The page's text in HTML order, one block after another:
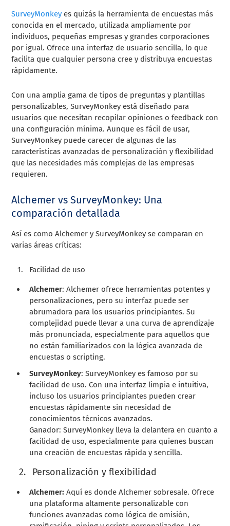
SurveyMonkey es quizás la herramienta de encuestas más
conocida en el mercado, utilizada ampliamente por
individuos, pequeñas empresas y grandes corporaciones
por igual. Ofrece una interfaz de usuario sencilla, lo que
facilita que cualquier persona cree y distribuya encuestas
rápidamente.
Con una amplia gama de tipos de preguntas y plantillas
personalizables, SurveyMonkey está diseñado para
usuarios que necesitan recopilar opiniones o feedback con
una configuración mínima. Aunque es fácil de usar,
SurveyMonkey puede carecer de algunas de las
características avanzadas de personalización y flexibilidad
que las necesidades más complejas de las empresas
requieren.
Alchemer vs SurveyMonkey: Una
comparación detallada
Así es como Alchemer y SurveyMonkey se comparan en
varias áreas críticas:
Facilidad de uso
Alchemer: Alchemer ofrece herramientas potentes y
personalizaciones, pero su interfaz puede ser
abrumadora para los usuarios principiantes. Su
complejidad puede llevar a una curva de aprendizaje
más pronunciada, especialmente para aquellos que
no están familiarizados con la lógica avanzada de
encuestas o scripting.
SurveyMonkey: SurveyMonkey es famoso por su
facilidad de uso. Con una interfaz limpia e intuitiva,
incluso los usuarios principiantes pueden crear
encuestas rápidamente sin necesidad de
conocimientos técnicos avanzados.
Ganador: SurveyMonkey lleva la delantera en cuanto a
facilidad de uso, especialmente para quienes buscan
una creación de encuestas rápida y sencilla.
Personalización y flexibilidad
Alchemer: Aquí es donde Alchemer sobresale. Ofrece
una plataforma altamente personalizable con
funciones avanzadas como lógica de omisión,